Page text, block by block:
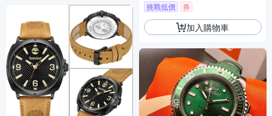
挑戰低價 券
加入購物車